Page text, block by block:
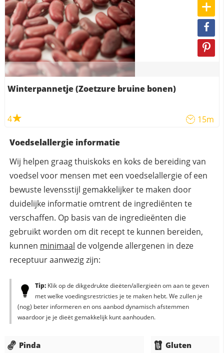
Winterpannetje (Zoetzure bruine bonen)
4 15m
Voedselallergie informatie
Wij helpen graag thuiskoks en koks de bereiding van
voedsel voor mensen met een voedselallergie of een
bewuste levensstijl gemakkelijker te maken door
duidelijke informatie omtrent de ingrediënten te
verschaffen. Op basis van de ingredieënten die
gebruikt worden om dit recept te kunnen bereiden,
kunnen minimaal de volgende allergenen in deze
receptuur aanwezig zijn:
Tip:Klik op de dikgedrukte dieëten/allergieën om aan te geven
met welke voedingsrestricties je te maken hebt. We zullen je
(nog) beter informeren en ons aanbod dynamisch afstemmen
waardoor je je dieët gemakkelijk kunt aanhouden.
Pinda Gluten